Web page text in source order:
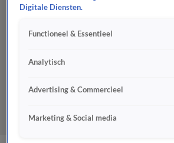
Digitale Diensten.
Functioneel & Essentieel
Analytisch
Advertising & Commercieel
Marketing & Social media